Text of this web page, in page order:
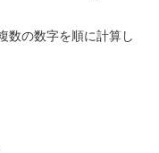
数の数字を順に計算し